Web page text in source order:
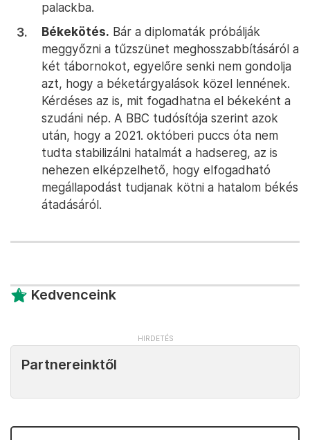
palackba.
Békekötés. Bár a diplomaták próbálják
meggyőzni a tűzszünet meghosszabbításáról a
két tábornokot, egyelőre senki nem gondolja
azt, hogy a béketárgyalások közel lennének.
Kérdéses az is, mit fogadhatna el békeként a
szudáni nép. A BBC tudósítója szerint azok
után, hogy a 2021. októberi puccs óta nem
tudta stabilizálni hatalmát a hadsereg, az is
nehezen elképzelhető, hogy elfogadható
megállapodást tudjanak kötni a hatalom békés
átadásáról.
Kedvenceink
Partnereinktől